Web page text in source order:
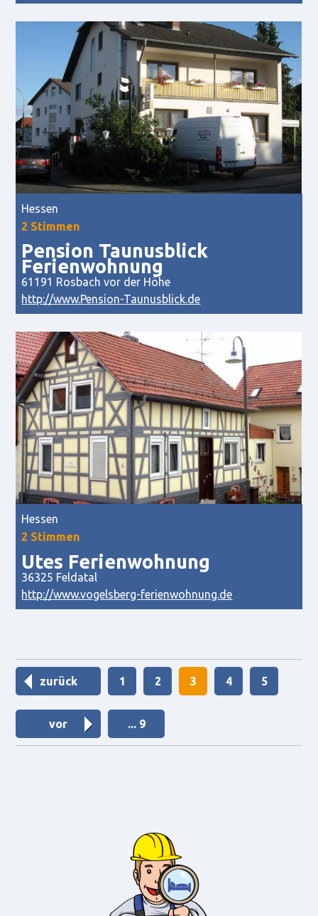
Hessen
2 Stimmen
Pension Taunusblick
Ferienwohnung
61191 Rosbach vor der Höhe
http://www.Pension-Taunusblick.de
Hessen
2 Stimmen
Utes Ferienwohnung
36325 Feldatal
http://www.vogelsberg-ferienwohnung.de
zurück 1 2 3 4 5
vor ... 9